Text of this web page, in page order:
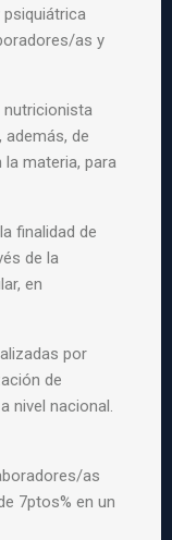
psiquiátrica
asy
nutricionista
de
materia, para
finalidad de
de la
en
por
de
nivel nacional.
as
7ptos% en un